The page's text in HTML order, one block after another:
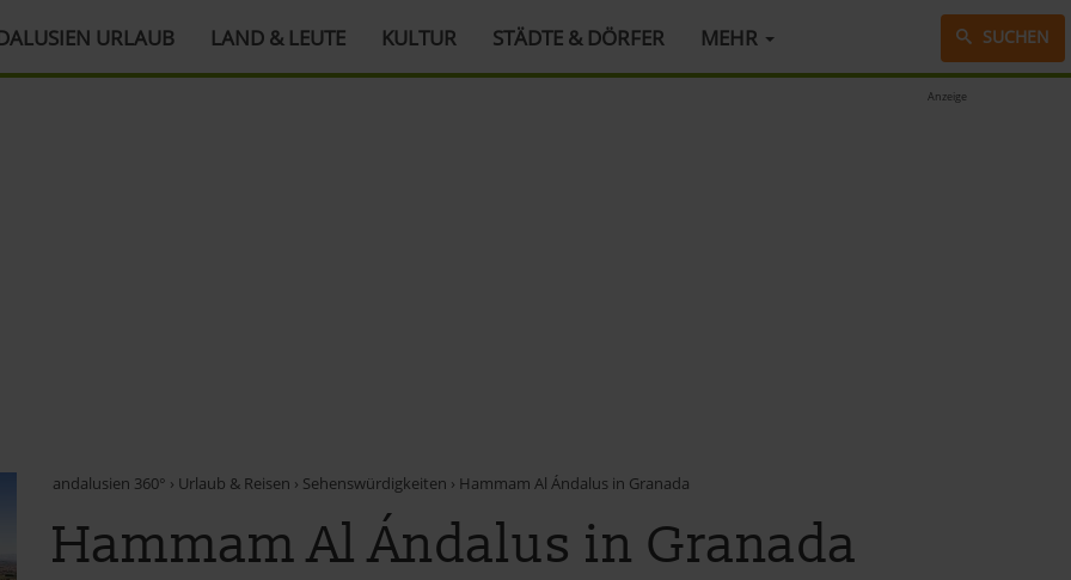
URLAUB LAND & LEUTE KULTUR STÄDTE & DÖRFER MEHR SUCHEN
Anzeige
andalusien 360° › Urlaub & Reisen › Sehenswürdigkeiten › Hammam Al Ándalus in Granada
Hammam Al Ándalus in Granada